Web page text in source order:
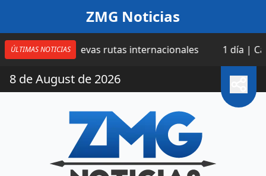
ZMG Noticias
ÚLTIMAS NOTICIAS
nuevas rutas internacionales 1 día | Catean
8 de August de 2026